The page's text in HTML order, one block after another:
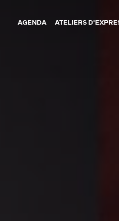
Aller au
AGENDA
ATELIERS